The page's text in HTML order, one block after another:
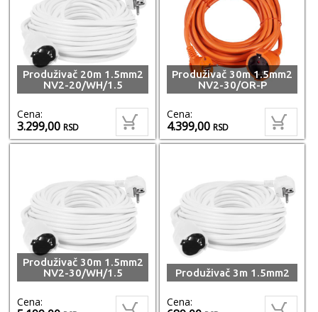
Produživač 20m 1.5mm2
NV2-20/WH/1.5
Cena:
3.299,00RSD
Produživač 30m 1.5mm2
NV2-30/OR-P
Cena:
4.399,00RSD
Produživač 30m 1.5mm2
NV2-30/WH/1.5
Cena:
Produživač 3m 1.5mm2
Cena: